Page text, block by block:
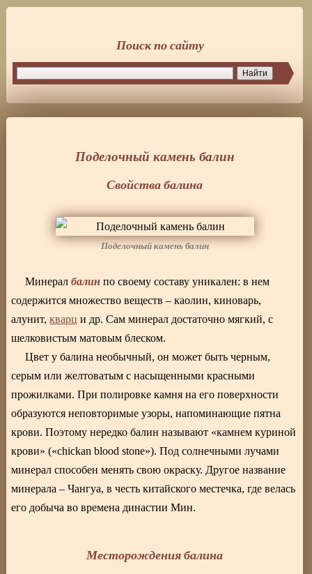
Поделочный камень балин
Свойства балина
Поделочный камень балин
Минералбалин по своему составу уникален: в нем
содержится множество веществ – каолин, киноварь,
алунит,кварц и др. Сам минерал достаточно мягкий, с
шелковистым матовым блеском.
Цвет у балина необычный, он может быть черным,
серым или желтоватым с насыщенными красными
прожилками. При полировке камня на его поверхности
образуются неповторимые узоры, напоминающие пятна
крови. Поэтому нередко балин называют «камнем куриной
крови» («chickan blood stone»). Под солнечными лучами
минерал способен менять свою окраску. Другое название
минерала – Чангуа, в честь китайского местечка, где велась
его добыча во времена династии Мин.
Месторождения балина
Поиск по сайту